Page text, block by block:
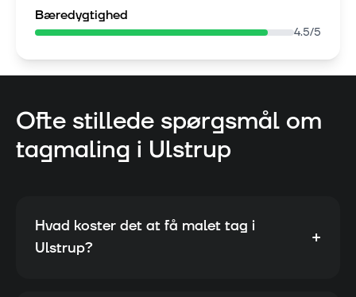
Bæredygtighed
4.5/5
Ofte stillede spørgsmål om
tagmaling i Ulstrup
Hvad koster det at få malet tag i
Ulstrup?
+